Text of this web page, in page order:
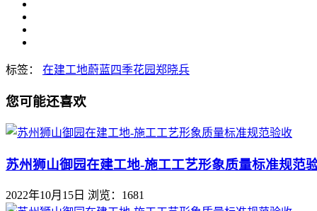
标签： 在建工地蔚蓝四季花园郑晓兵
您可能还喜欢
苏州狮山御园在建工地-施工工艺形象质量标准规范
2022年10月15日 浏览：1681